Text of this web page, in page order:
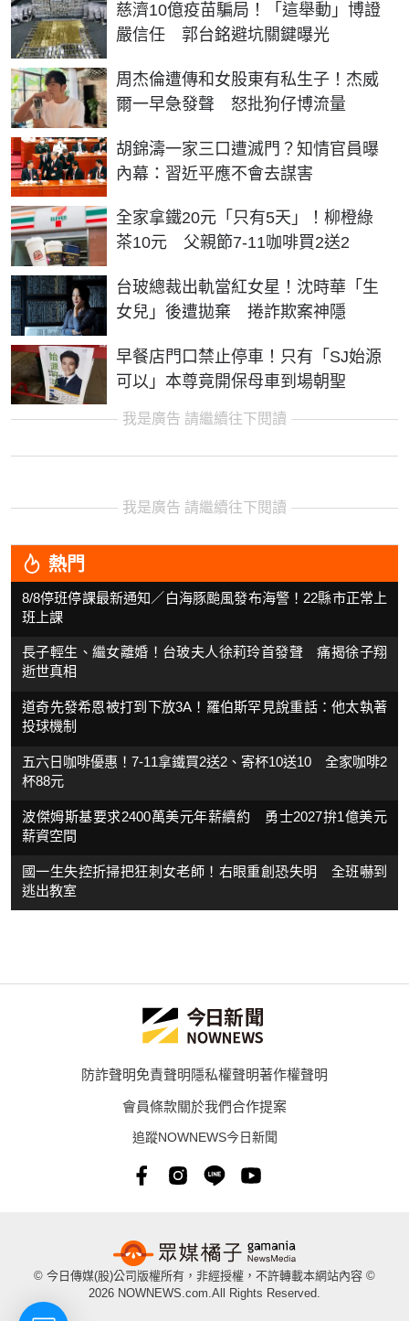
慈濟10億疫苗騙局！「這舉動」博證
嚴信任 郭台銘避坑關鍵曝光
周杰倫遭傳和女股東有私生子！杰威
爾一早急發聲 怒批狗仔博流量
胡錦濤一家三口遭滅門？知情官員曝
內幕：習近平應不會去謀害
全家拿鐵20元「只有5天」！柳橙綠
茶10元 父親節7-11咖啡買2送2
台玻總裁出軌當紅女星！沈時華「生
女兒」後遭拋棄 捲詐欺案神隱
早餐店門口禁止停車！只有「SJ始源
可以」本尊竟開保母車到場朝聖
我是廣告 請繼續往下閱讀
我是廣告 請繼續往下閱讀
熱門
8/8停班停課最新通知／白海豚颱風發布海警！22縣市正常上
班上課
長子輕生、繼女離婚！台玻夫人徐莉玲首發聲 痛揭徐子翔
逝世真相
道奇先發希恩被打到下放3A！羅伯斯罕見說重話：他太執著
投球機制
五六日咖啡優惠！7-11拿鐵買2送2、寄杯10送10 全家咖啡2
杯88元
波傑姆斯基要求2400萬美元年薪續約 勇士2027拚1億美元
薪資空間
國一生失控折掃把狂刺女老師！右眼重創恐失明 全班嚇到
逃出教室
防詐聲明免責聲明隱私權聲明著作權聲明
會員條款關於我們合作提案
追蹤NOWNEWS今日新聞
© 今日傳媒(股)公司版權所有，非經授權，不許轉載本網站內容 ©
2026 NOWNEWS.com.All Rights Reserved.